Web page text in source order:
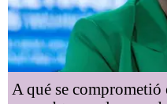
A qué se